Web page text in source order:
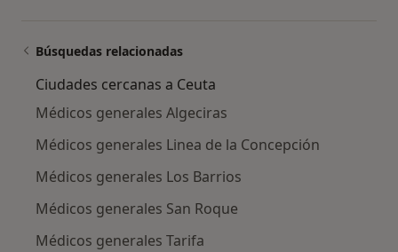
Búsquedas relacionadas
Ciudades cercanas a Ceuta
Médicos generales Algeciras
Médicos generales Linea de la Concepción
Médicos generales Los Barrios
Médicos generales San Roque
Médicos generales Tarifa